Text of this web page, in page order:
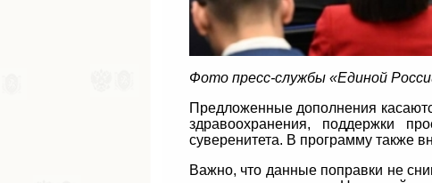
Фото пресс-службы «Единой
Предложенные дополнения
здравоохранения, поддержки
суверенитета. В программу также
Важно, что данные поправки не